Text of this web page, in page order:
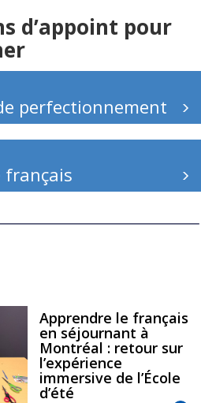
d’appoint pour
perfectionnement
français
Apprendre le français
en séjournant à
Montréal : retour sur
l’expérience
immersive de l’École
d’été